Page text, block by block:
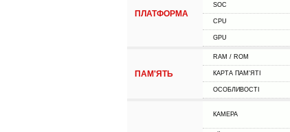
ПЛАТФОРМА
SOC
CPU
GPU
ПАМ'ЯТЬ
RAM / ROM
КАРТА ПАМ'ЯТІ
ОСОБЛИВОСТІ
КАМЕРА